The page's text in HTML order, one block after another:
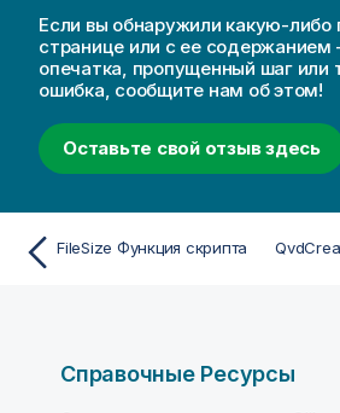
Если вы обнаружили какую-либо
странице или с ее содержанием
опечатка, пропущенный шаг или
ошибка, сообщите нам об этом!
Оставьте свой отзыв здесь
FileSize Функция скрипта
Справочные Ресурсы